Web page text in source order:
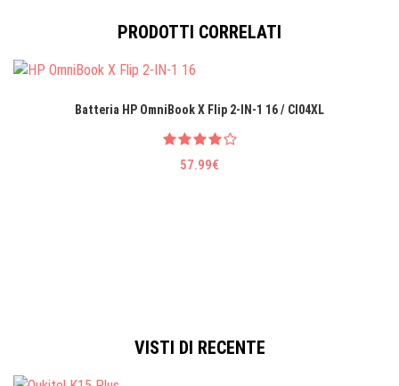
PRODOTTI CORRELATI
Batteria HP OmniBook X Flip 2-IN-1 16 / CI04XL
57.99€
VISTI DI RECENTE